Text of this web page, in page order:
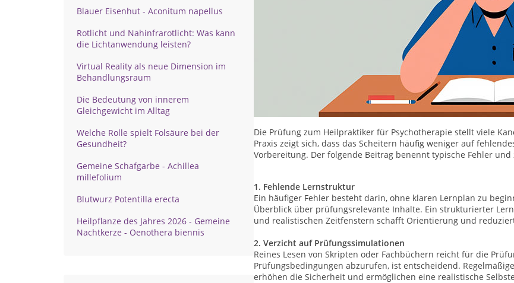
Blauer Eisenhut - Aconitum napellus
Rotlicht und Nahinfrarotlicht: Was kann
die Lichtanwendung leisten?
Virtual Reality als neue Dimension im
Behandlungsraum
Die Bedeutung von innerem
Gleichgewicht im Alltag
Welche Rolle spielt Folsäure bei der
Gesundheit?
Gemeine Schafgarbe - Achillea
millefolium
Blutwurz Potentilla erecta
Heilpflanze des Jahres 2026 - Gemeine
Nachtkerze - Oenothera biennis
Die Prüfung zum Heilpraktiker für Psychotherapie stellt viele
Praxis zeigt sich, dass das Scheitern häufig weniger auf
Vorbereitung. Der folgende Beitrag benennt typische Fehler
1. Fehlende Lernstruktur
Ein häufiger Fehler besteht darin, ohne klaren Lernplan zu
Überblick über prüfungsrelevante Inhalte. Ein strukturierter
und realistischen Zeitfenstern schafft Orientierung und
2. Verzicht auf Prüfungssimulationen
Reines Lesen von Skripten oder Fachbüchern reicht für die
Prüfungsbedingungen abzurufen, ist entscheidend.
erhöhen die Sicherheit und ermöglichen eine realistische